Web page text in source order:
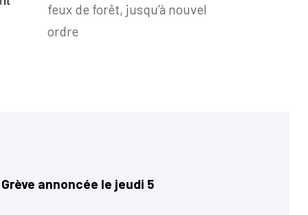
feux de forêt, jusqu’à nouvel
ordre
annoncée le jeudi 5